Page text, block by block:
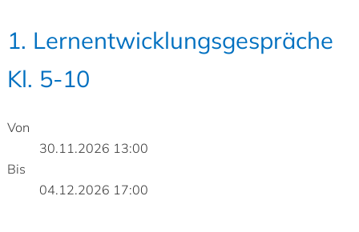
1. Lernentwicklungsgespräche
Kl. 5-10
Von
30.11.2026 13:00
Bis
04.12.2026 17:00